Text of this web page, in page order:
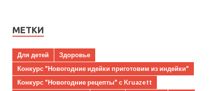
МЕТКИ
Для детей
Здоровье
Конкурс "Новогодние идейки приготовим из индейки"
Конкурс "Новогодние рецепты" с Kruazett